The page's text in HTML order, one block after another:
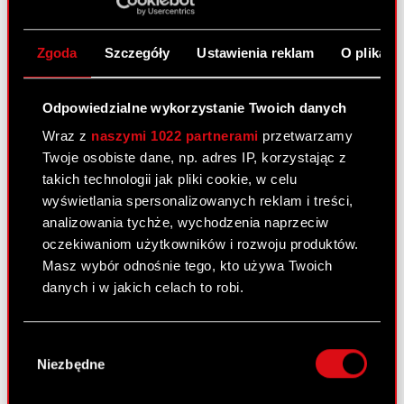
Zgoda Szczegóły Ustawienia reklam O
Odpowiedzialne wykorzystanie Twoich danych
Wraz z naszymi 1022 partnerami przetwarzamy
Twoje osobiste dane, np. adres IP, korzystając z
takich technologii jak pliki cookie, w celu
wyświetlania spersonalizowanych reklam i treści,
analizowania tychże, wychodzenia naprzeciw
oczekiwaniom użytkowników i rozwoju produktów.
Masz wybór odnośnie tego, kto używa Twoich
danych i w jakich celach to robi.
lokalizacji geograficznej z dokładnością nawet
zgody
Niezbędne
zmianami stanowisk w Zarządzie Podstawa
prawna: Art. 17 ust. 1 MAR – informacje poufne
Zarząd CD PROJEKT S.A. z siedzibą w Warszawie
(„Spółka”) informuje, że…Czytaj dalej
Raport bieżący nr 36/2023
31 sierpnia 2023
Temat: Rejestracja połączenia Spółki z jej spółką
zależną – SPOKKO sp. z o.o. Podstawa prawna:
PROJEKT S.A. z siedzibą w Warszawie („Spółka”),